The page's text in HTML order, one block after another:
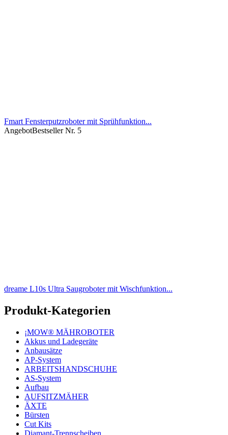
Fmart Fensterputzroboter mit Sprühfunktion...
AngebotBestseller Nr. 5
dreame L10s Ultra Saugroboter mit Wischfunktion...
Produkt-Kategorien
¡MOW® MÄHROBOTER
Akkus und Ladegeräte
Anbausätze
AP-System
ARBEITSHANDSCHUHE
AS-System
Aufbau
AUFSITZMÄHER
ÄXTE
Bürsten
Cut Kits
Diamant-Trennscheiben